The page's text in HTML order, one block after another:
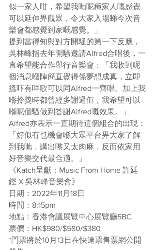
似一家人咁，希望我哋呢種家人嘅感覺
可以延伸畀觀眾，令大家入場睇今次音
樂會都感覺到家嘅感覺。」
提到當得知與對方開騷的第一下反應，
吳林峰指去年開騷邀請Alfred合唱後，一
直希望能合作舉行音樂會：「我收到呢
個消息嗰陣簡直覺得係夢想成真，立即
搵吓有咩歌可以同Alfred一齊唱。加上我
喺拎獎時都曾經多謝過佢，我希望可以
喺呢個騷做到答謝Alfred嘅效果。」
Alfred亦表示一直期待這個組合的出現：
「好似冇乜機會喺大眾平台畀大家了解
到我哋，講出嚟又太肉麻，反而依家用
好音樂交代最合適。」
《Katch呈獻：Music From Home 許廷
鏗 X 吳林峰音樂會》
日期：2022年11月18日
時間：8:15pm
地點：香港會議展覽中心展覽廳5BC
票價：HK$980/$580/$380
*門票將於10月13日在快達票售票網公開